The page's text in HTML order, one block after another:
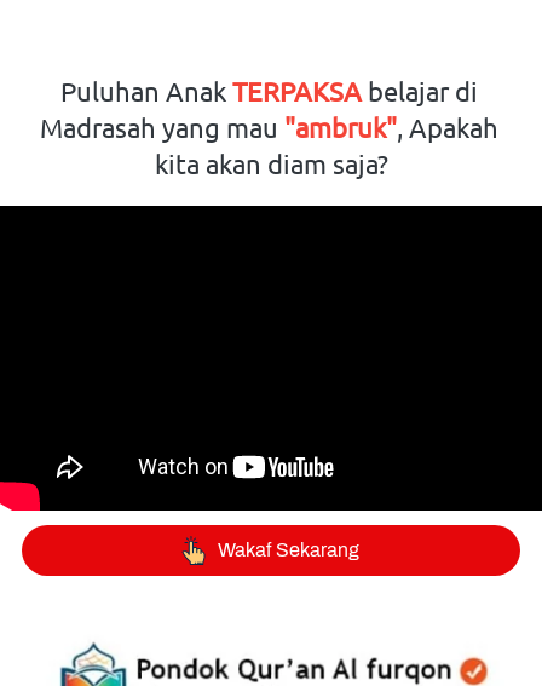
Puluhan Anak TERPAKSA belajar di
Madrasah yang mau "ambruk", Apakah
kita akan diam saja?
` Wakaf Sekarang